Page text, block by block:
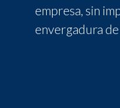
empresa, sin
envergadura de